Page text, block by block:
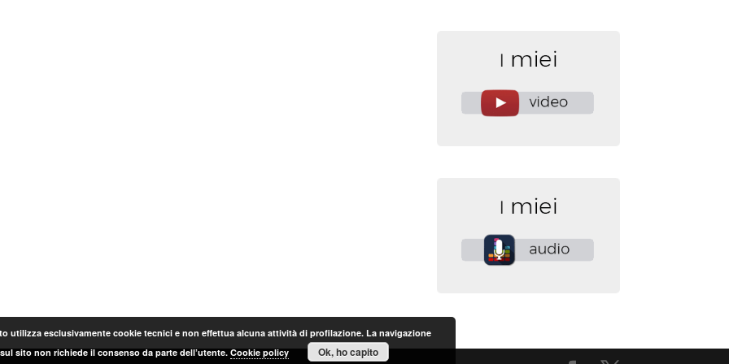
utilizza esclusivamente cookie tecnici e non effettua alcuna attività di profilazione. La navigazione
sul sito non richiede il consenso da parte dell’utente.Cookie policy Ok, ho capito